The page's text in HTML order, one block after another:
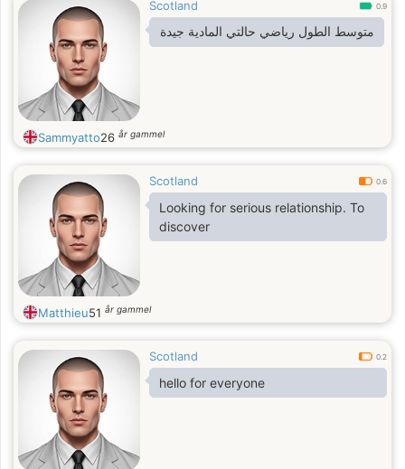
Scotland 0.9
متوسط الطول رياضي حالتي المادية جيدة
Sammyatto26 år gammel
Scotland 0.6
Looking for serious relationship. To
discover
Matthieu51 år gammel
Scotland 0.2
hello for everyone